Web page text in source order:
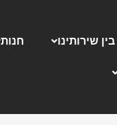
בין שירותינו חנות